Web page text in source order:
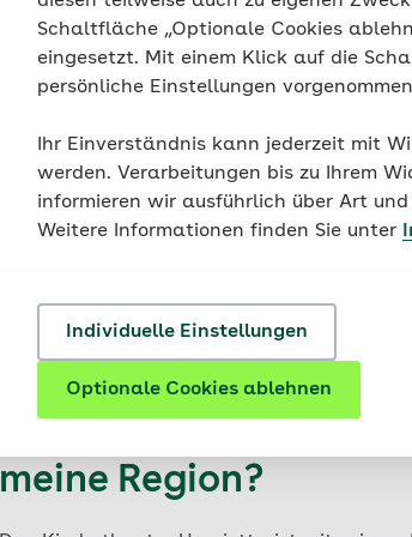
Schaltfläche „Optionale Cookies
eingesetzt. Mit einem Klick auf die
persönliche Einstellungen
Ihr Einverständnis kann jederzeit mit
werden. Verarbeitungen bis zu Ihrem
informieren wir ausführlich über Art
Weitere Informationen finden Sie unter
Individuelle Einstellungen
Optionale Cookies ablehnen
macht.
Jolinchens Seereise bei Youtube ansehen
Anmelden und
Henrietta
Das AOK-Kindertheater tourt durch viele
Tourplan &
meine Region?